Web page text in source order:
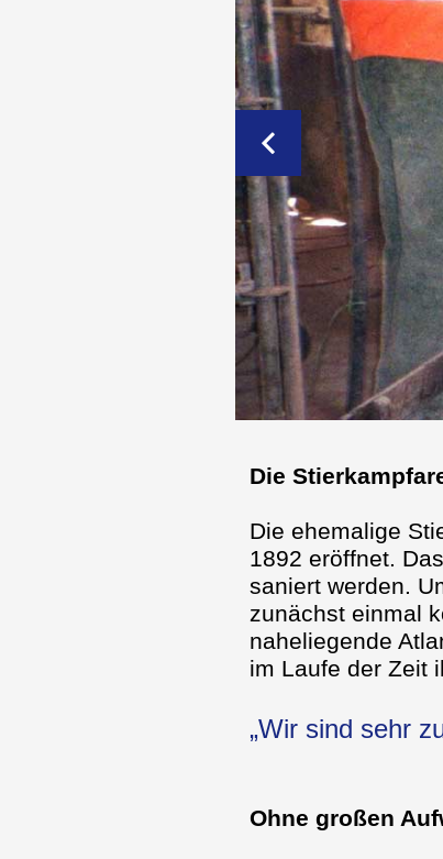
Die
Die ehemalige
1892 eröffnet.
saniert werden.
zunächst einmal
naheliegende
im Laufe der Zeit
„Wir sind sehr
Ohne großen